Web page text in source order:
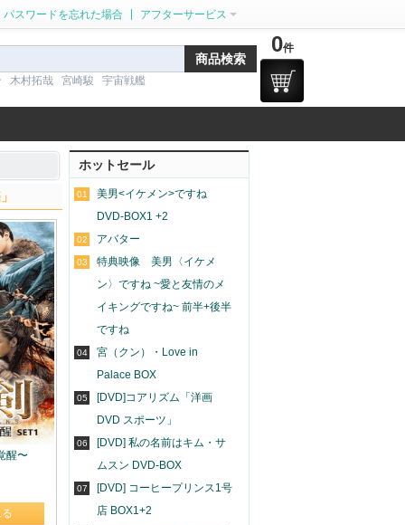
パスワードを忘れた場合 アフターサービス
木村拓哉 宮崎駿 宇宙戦艦
0件
醒〜
ホットセール
01
美男<イケメン>ですね
DVD-BOX1 +2
02 アバター
03
特典映像 美男〈イケメ
ン〉ですね ~愛と友情のメ
イキングですね~ 前半+後半
ですね
04
宮（クン）・Love in
Palace BOX
05
[DVD]コアリズム「洋画
DVD スポーツ」
06
[DVD] 私の名前はキム・サ
ムスン DVD-BOX
07
[DVD] コーヒープリンス1号
店 BOX1+2